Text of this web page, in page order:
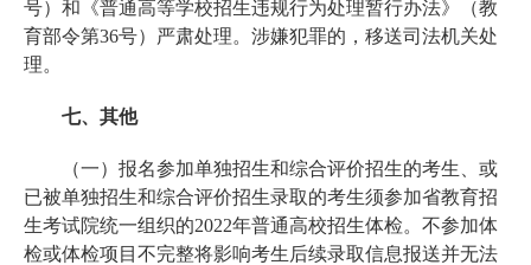
号）和《普通高等学校招生违规行为处理暂行办法》（教
育部令第36号）严肃处理。涉嫌犯罪的，移送司法机关处
理。
七、其他
（一）报名参加单独招生和综合评价招生的考生、或
已被单独招生和综合评价招生录取的考生须参加省教育招
生考试院统一组织的2022年普通高校招生体检。不参加体
检或体检项目不完整将影响考生后续录取信息报送并无法